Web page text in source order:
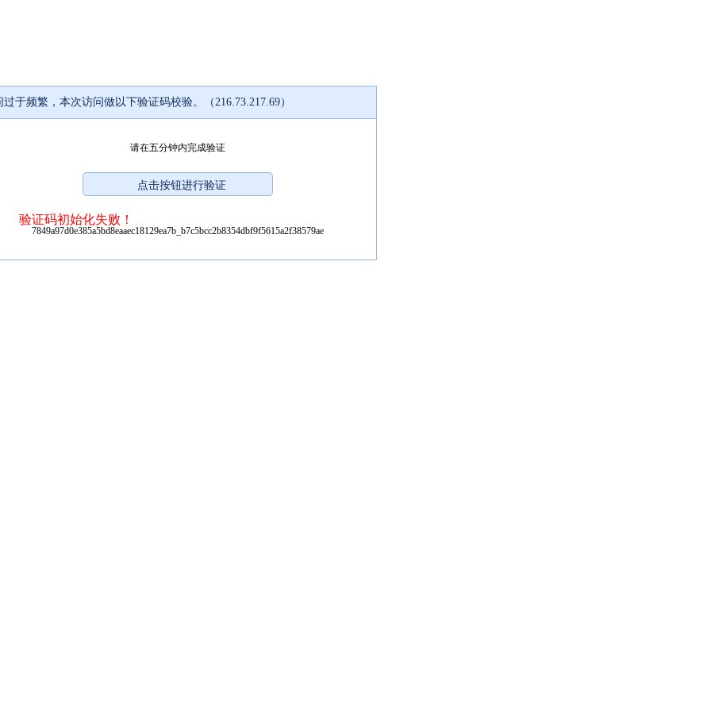
过于频繁，本次访问做以下验证码校验。（216.73.217.69）
请在五分钟内完成验证
验证码初始化失败！
7849a97d0e385a5bd8eaaec18129ea7b_b7c5bcc2b8354dbf9f5615a2f38579ae